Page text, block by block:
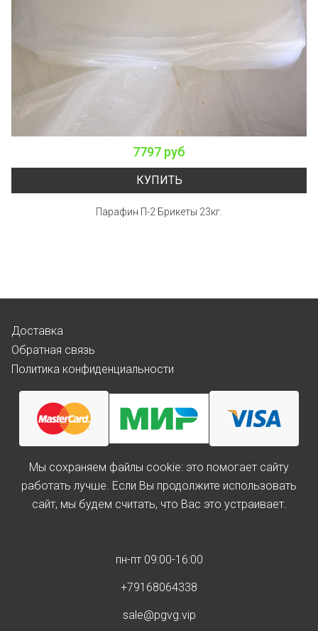
7797 руб
КУПИТЬ
Парафин П-2 Брикеты 23кг.
Доставка
Обратная связь
Политика конфиденциальности
Мы cохраняем файлы cookie: это помогает сайту
работать лучше. Если Вы продолжите использовать
сайт, мы будем считать, что Вас это устраивает.
пн-пт 09:00-16:00
+79168064338
sale@pgvg.vip